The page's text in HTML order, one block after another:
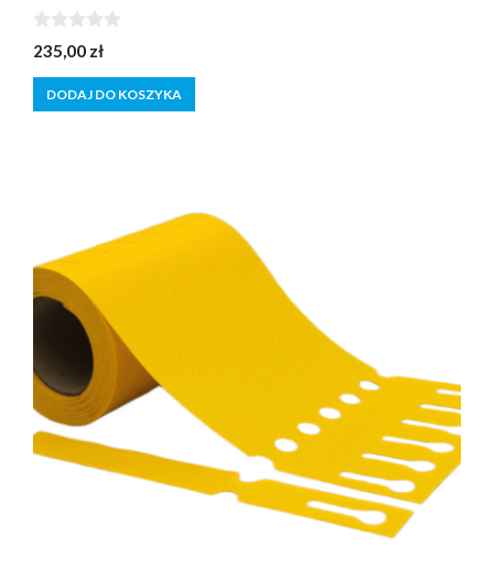
0
z
5
235,00 zł
DODAJ DO KOSZYKA